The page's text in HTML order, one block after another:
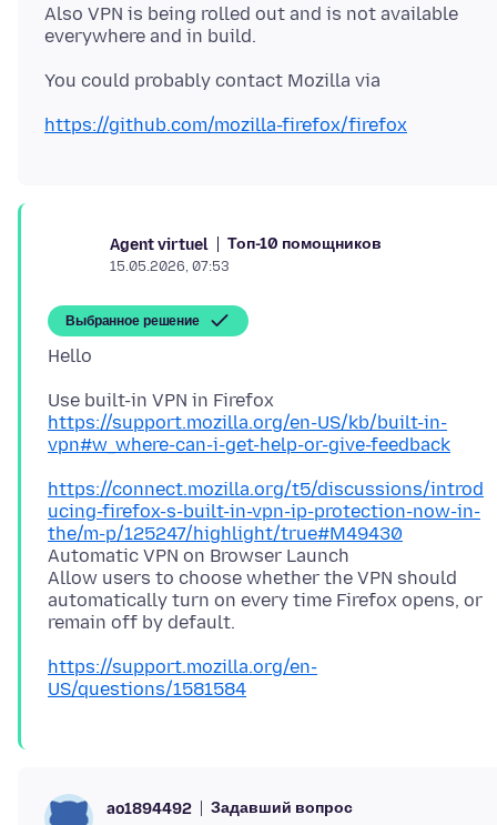
Also VPN is being rolled out and is not available
https://github.com/mozilla-firefox/firefox
Agent virtuel Топ-10 помощников
15.05.2026, 07:53
Выбранное решение
https://support.mozilla.org/en-US/kb/built-in-
vpn#w_where-can-i-get-help-or-give-feedback
https://connect.mozilla.org/t5/discussions/introd
ucing-firefox-s-built-in-vpn-ip-protection-now-in-
the/m-p/125247/highlight/true#M49430
Automatic VPN on Browser Launch
Allow users to choose whether the VPN should
automatically turn on every time Firefox opens, or
https://support.mozilla.org/en-
US/questions/1581584
ao1894492 Задавший вопрос